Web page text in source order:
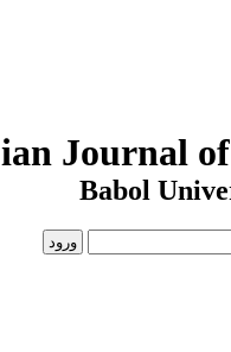
Journal
Babol